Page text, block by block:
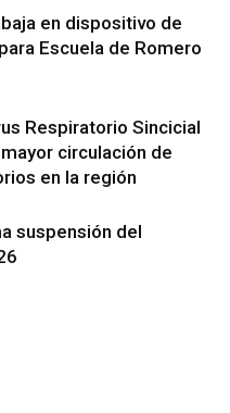
en dispositivo de
Escuela de Romero
Respiratorio Sincicial
circulación de
en la región
suspensión del